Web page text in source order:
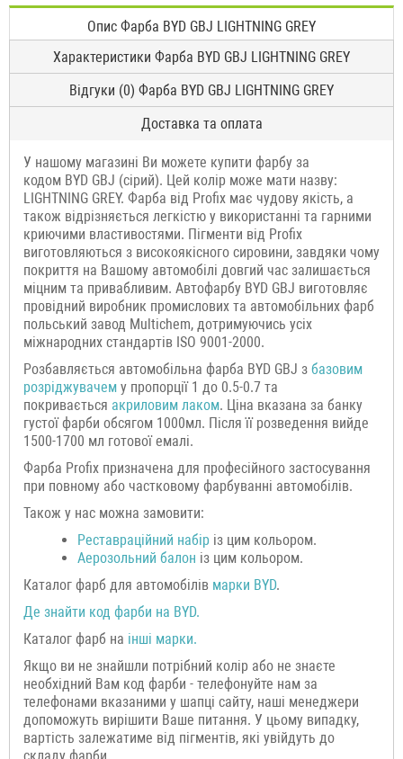
Опис Фарба BYD GBJ LIGHTNING GREY
Характеристики Фарба BYD GBJ LIGHTNING GREY
Відгуки (0) Фарба BYD GBJ LIGHTNING GREY
Доставка та оплата
У нашому магазині Ви можете купити фарбу за
кодом BYD GBJ (сірий). Цей колір може мати назву:
LIGHTNING GREY. Фарба від Profix має чудову якість, а
також відрізняється легкістю у використанні та гарними
криючими властивостями. Пігменти від Profix
виготовляються з високоякісного сировини, завдяки чому
покриття на Вашому автомобілі довгий час залишається
міцним та привабливим. Автофарбу BYD GBJ виготовляє
провідний виробник промислових та автомобільних фарб
польський завод Multichem, дотримуючись усіх
міжнародних стандартів ISO 9001-2000.
Розбавляється автомобільна фарба BYD GBJ з базовим
розріджувачем у пропорції 1 до 0.5-0.7 та
покривається акриловим лаком. Ціна вказана за банку
густої фарби обсягом 1000мл. Після її розведення вийде
1500-1700 мл готової емалі.
Фарба Profix призначена для професійного застосування
при повному або частковому фарбуванні автомобілів.
Також у нас можна замовити:
Реставраційний набір із цим кольором.
Аерозольний балон із цим кольором.
Каталог фарб для автомобілів марки BYD.
Де знайти код фарби на BYD.
Каталог фарб на інші марки.
Якщо ви не знайшли потрібний колір або не знаєте
необхідний Вам код фарби - телефонуйте нам за
телефонами вказаними у шапці сайту, наші менеджери
допоможуть вирішити Ваше питання. У цьому випадку,
вартість залежатиме від пігментів, які увійдуть до
складу фарби.